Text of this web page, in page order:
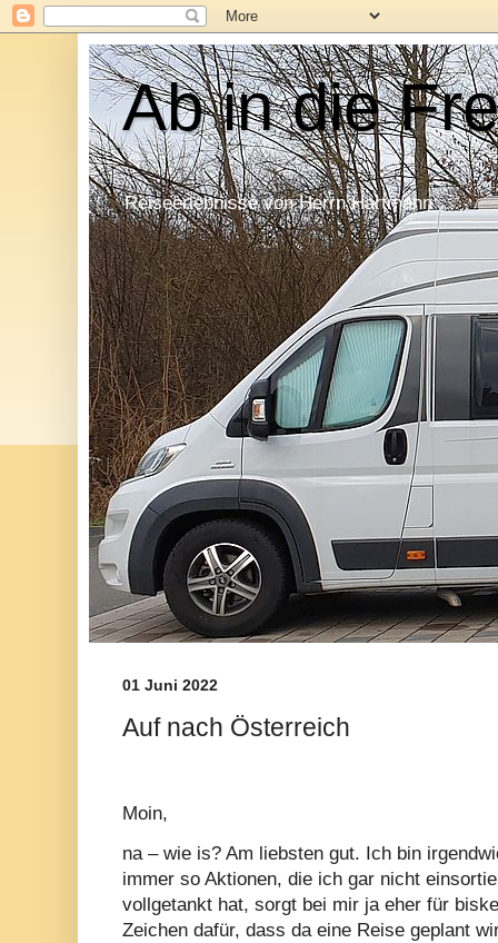
Ab in die
Reiseerlebnisse von Herrn Hartmann
01 Juni 2022
Auf nach Österreich
Moin,
na – wie is? Am liebsten gut. Ich bin
immer so Aktionen, die ich gar nicht
vollgetankt hat, sorgt bei mir ja eher für
Zeichen dafür, dass da eine Reise geplant